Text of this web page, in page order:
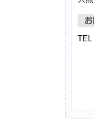
TEL